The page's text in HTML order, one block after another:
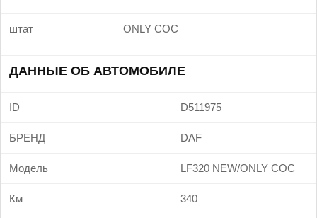
штат ONLY COC
ДАННЫЕ ОБ АВТОМОБИЛЕ
ID D511975
БРЕНД DAF
Модель LF320 NEW/ONLY COC
Км 340